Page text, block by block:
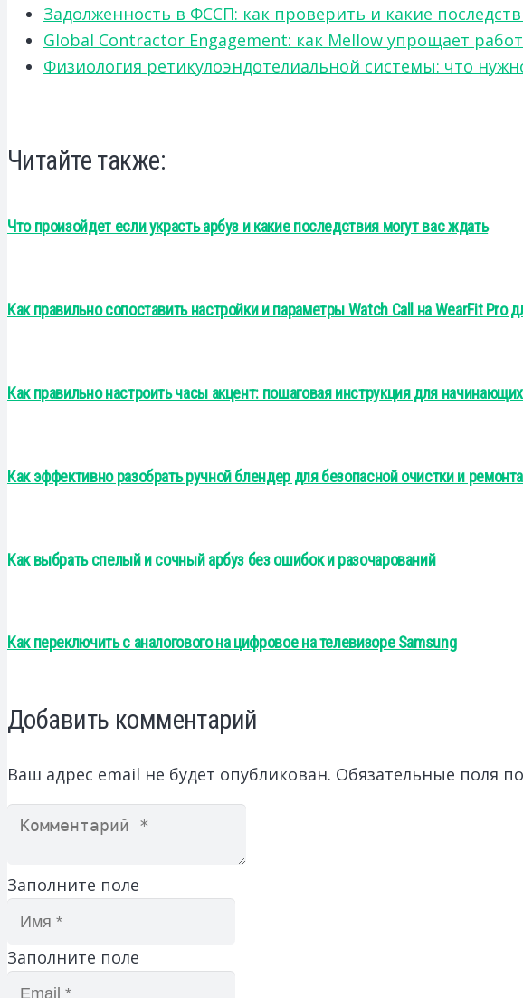
Задолженность в ФССП: как проверить и какие
Global Contractor Engagement: как Mellow упрощает
Физиология ретикулоэндотелиальной системы: что
Читайте также:
Что произойдет если украсть арбуз и какие последствия могут вас ждать
Как правильно сопоставить настройки и параметры Watch Call на WearFit Pro
Как правильно настроить часы акцент: пошаговая инструкция для начинающих
Как эффективно разобрать ручной блендер для безопасной очистки и ремонта
Как выбрать спелый и сочный арбуз без ошибок и разочарований
Как переключить с аналогового на цифровое на телевизоре Samsung
Добавить комментарий
Ваш адрес email не будет опубликован. Обязательные поля
Заполните поле
Заполните поле